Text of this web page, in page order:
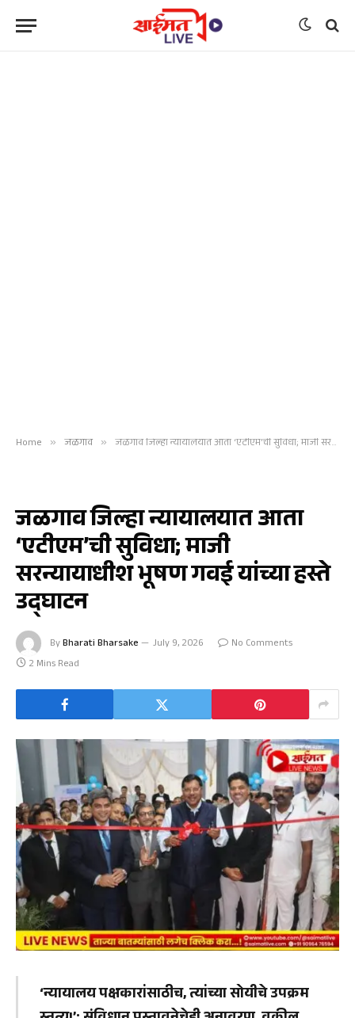
Home » जळगाव » जळगाव जिल्हा न्यायालयात आता ‘एटीएम’ची सुविधा; माजी सरन्यायाधीश भूषण गवई यांच्या हस्ते उद्घाटन
जळगाव जिल्हा न्यायालयात आता
‘एटीएम’ची सुविधा; माजी
सरन्यायाधीश भूषण गवई यांच्या हस्ते
उद्घाटन
ByBharati Bharsake July 9, 2026
No Comments
2 Mins Read
‘न्यायालय पक्षकारांसाठीच, त्यांच्या सोयीचे उपक्रम